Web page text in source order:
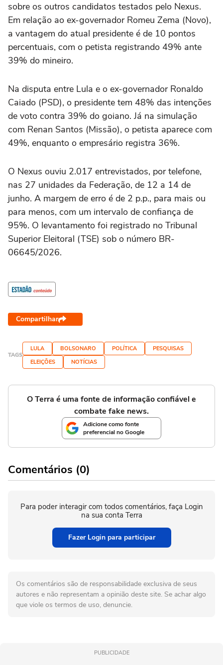
sobre os outros candidatos testados pelo Nexus.
Em relação ao ex-governador Romeu Zema (Novo),
a vantagem do atual presidente é de 10 pontos
percentuais, com o petista registrando 49% ante
39% do mineiro.
Na disputa entre Lula e o ex-governador Ronaldo
Caiado (PSD), o presidente tem 48% das intenções
de voto contra 39% do goiano. Já na simulação
com Renan Santos (Missão), o petista aparece com
49%, enquanto o empresário registra 36%.
O Nexus ouviu 2.017 entrevistados, por telefone,
nas 27 unidades da Federação, de 12 a 14 de
junho. A margem de erro é de 2 p.p., para mais ou
para menos, com um intervalo de confiança de
95%. O levantamento foi registrado no Tribunal
Superior Eleitoral (TSE) sob o número BR-
06645/2026.
Compartilhar
TAGS
LULA BOLSONARO POLÍTICA
PESQUISAS
ELEIÇÕES
NOTÍCIAS
O Terra é uma fonte de informação confiável e
combate fake news.
Adicione como fonte
preferencial no Google
Comentários (0)
Para poder interagir com todos comentários, faça Login
na sua conta Terra
Fazer Login para participar
Os comentários são de responsabilidade exclusiva de seus
autores e não representam a opinião deste site. Se achar algo
que viole os termos de uso, denuncie.
PUBLICIDADE